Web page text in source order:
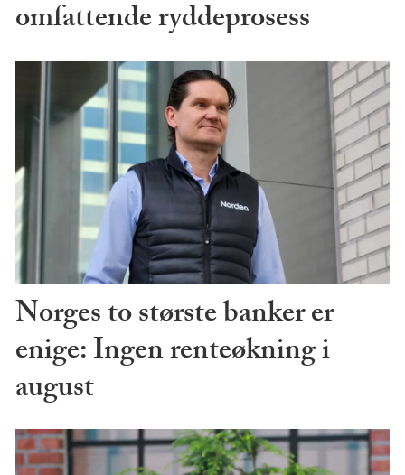
omfattende ryddeprosess
Norges to største banker er
enige: Ingen renteøkning i
august